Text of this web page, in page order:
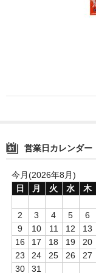
スタジオ用品
お問い合わせ
特商法にもとづく表記
カート
営業日カレンダー
今月(2026年8月)
日
月 火 水 木
2
3 4 5 6
9
10 11 12 13
16
17 18 19 20
23
24 25 26 27
30
31